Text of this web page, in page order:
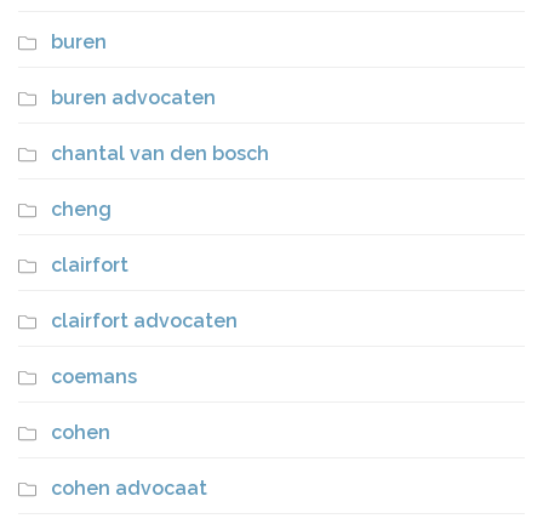
buren
buren advocaten
chantal van den bosch
cheng
clairfort
clairfort advocaten
coemans
cohen
cohen advocaat